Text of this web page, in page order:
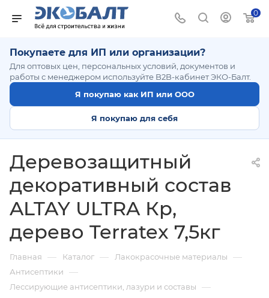
0
Покупаете для ИП или организации?
Для оптовых цен, персональных условий, документов и
работы с менеджером используйте B2B-кабинет ЭКО-Балт.
Я покупаю как ИП или ООО
Я покупаю для себя
Деревозащитный
декоративный состав
ALTAY ULTRA Кр,
дерево Terratex 7,5кг
Главная — Каталог — Лакокрасочные материалы —
Антисептики —
Лессирующие антисептики, лазури и составы —